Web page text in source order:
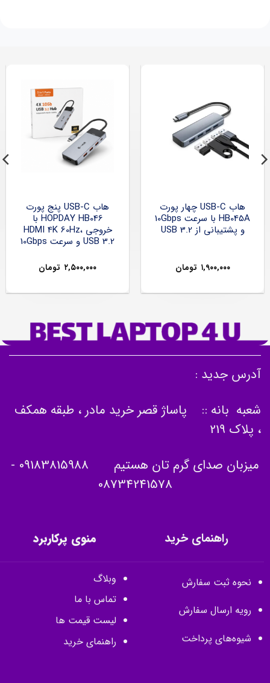
هاب USB-C چهار پورت
HB045A با سرعت 10Gbps
و پشتیبانی از USB 3.2
۱,۹۰۰,۰۰۰ تومان
هاب USB-C پنج پورت
HOPDAY HB046 با
خروجی HDMI 4K 60Hz،
USB 3.2 و سرعت 10Gbps
۲,۵۰۰,۰۰۰ تومان
آدرس جدید :
شعبه بانه :: پاساژ قصر خرید مادر ، طبقه همکف
، پلاک 219
میزبان صدای گرم تان هستیم 09183815988
-
08734241578
راهنمای خرید
نحوه ثبت سفارش
رویه ارسال سفارش
شیوه‌های پرداخت
منوی پرکاربرد
وبلاگ
تماس با ما
لیست قیمت ها
راهنمای خرید